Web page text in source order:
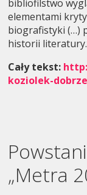
bibliofilstwo
elementami
biografistyki (…)
historii
Cały tekst:
koziolek-
„Metra